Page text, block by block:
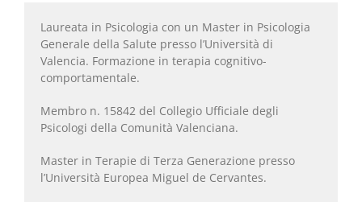
Laureata in Psicologia con un Master in Psicologia
Generale della Salute presso l’Università di
Valencia. Formazione in terapia cognitivo-
comportamentale.
Membro n. 15842 del Collegio Ufficiale degli
Psicologi della Comunità Valenciana.
Master in Terapie di Terza Generazione presso
l’Università Europea Miguel de Cervantes.